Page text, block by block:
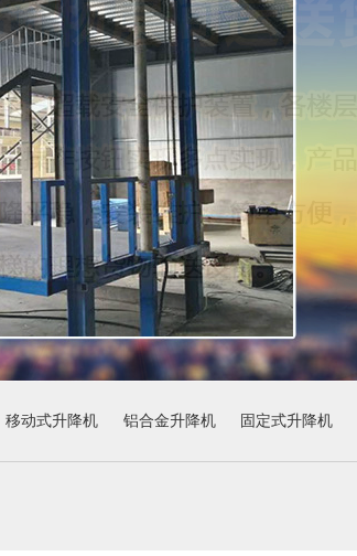
移动式升降机 铝合金升降机 固定式升降机